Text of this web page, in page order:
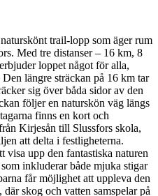
trail-lopp som äger rum
Med tre distanser – 16 km, 8
loppet något för alla,
längre sträckan på 16 km tar
sig över båda sidor av den
följer en naturskön väg längs
finns en kort och
Kirjesån till Slussfors skola,
att delta i festligheterna.
visa upp den fantastiska naturen
inkluderar både mjuka stigar
får möjlighet att uppleva den
skog och vatten samspelar på